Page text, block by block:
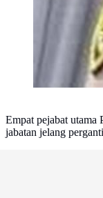
Empat pejabat utama
jabatan jelang